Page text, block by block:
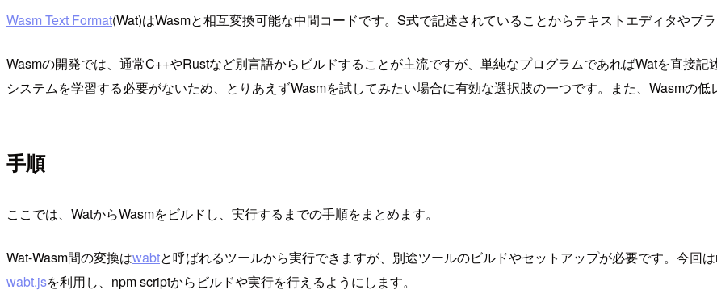
Wasm Text Format(Wat)はWasmと相互変換可能な中間コードです。S式で記述されていることからテキストエディタやブ
Wasmの開発では、通常C++やRustなど別言語からビルドすることが主流ですが、単純なプログラムであればWatを直接
システムを学習する必要がないため、とりあえずWasmを試してみたい場合に有効な選択肢の一つです。また、Wasmの低
手順
ここでは、WatからWasmをビルドし、実行するまでの手順をまとめます。
Wat-Wasm間の変換はwabtと呼ばれるツールから実行できますが、別途ツールのビルドやセットアップが必要です。今回
wabt.jsを利用し、npm scriptからビルドや実行を行えるようにします。